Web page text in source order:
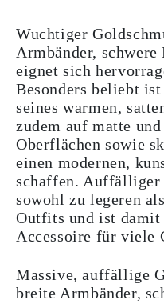
Wuchtiger
Armbänder,
eignet sich
Besonders beliebt
seines warmen,
zudem auf matte
Oberflächen sowie
einen modernen,
schaffen. Auffälliger
sowohl zu legeren
Outfits und ist
Accessoire für viele
Massive, auffällige
breite Armbänder,